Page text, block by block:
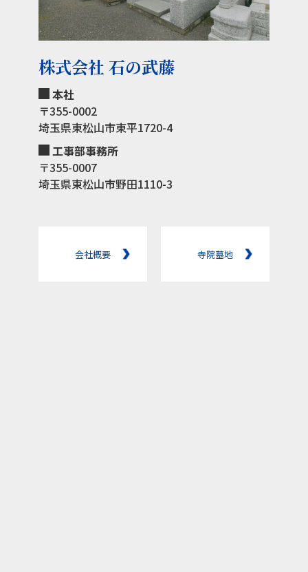
株式会社 石の武藤
本社
〒355-0002
埼玉県東松山市東平1720-4
工事部事務所
〒355-0007
埼玉県東松山市野田1110-3
会社概要 寺院墓地